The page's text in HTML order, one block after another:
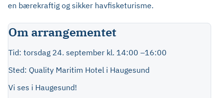
en bærekraftig og sikker havfisketurisme.
Om arrangementet
Tid: torsdag 24. september kl. 14:00 –16:00
Sted: Quality Maritim Hotel i Haugesund
Vi ses i Haugesund!